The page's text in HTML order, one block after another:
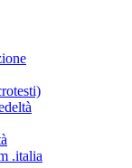
.italia